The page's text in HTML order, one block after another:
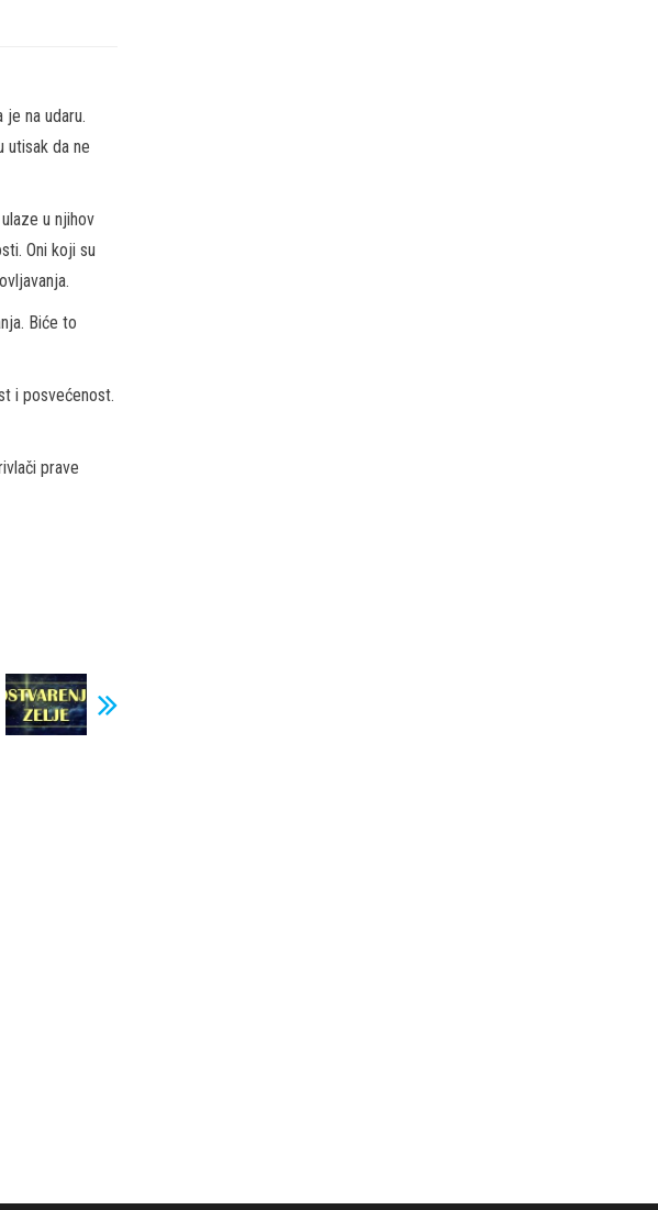
na udaru.
utisak da ne
u njihov
Oni koji su
Biće to
i posvećenost.
prave